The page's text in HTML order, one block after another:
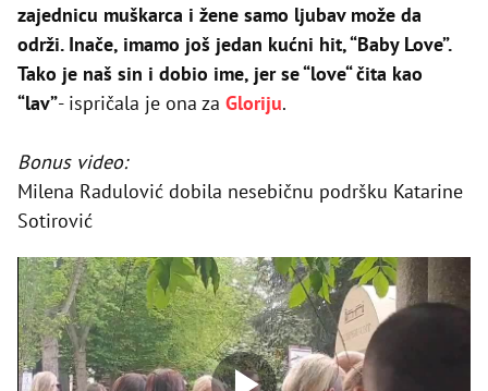
zajednicu muškarca i žene samo ljubav može da
održi. Inače, imamo još jedan kućni hit, “Baby Love”.
Tako je naš sin i dobio ime, jer se “love“ čita kao
“lav”- ispričala je ona za Gloriju.
Bonus video:
Milena Radulović dobila nesebičnu podršku Katarine
Sotirović